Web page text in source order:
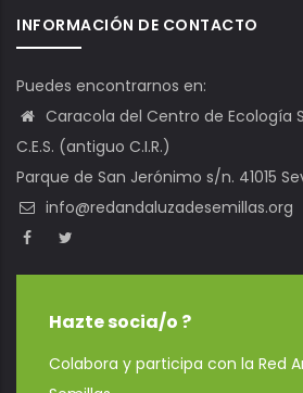
INFORMACIÓN DE CONTACTO
Puedes encontrarnos en:
Caracola del Centro de Ecología
C.E.S. (antiguo C.I.R.)
Parque de San Jerónimo s/n. 41015
info@redandaluzadesemillas.org
Hazte socia/o ?
Colabora y participa con la Red